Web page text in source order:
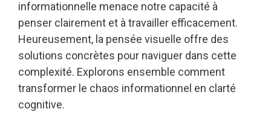
informationnelle menace notre capacité à
penser clairement et à travailler efficacement.
Heureusement, la pensée visuelle offre des
solutions concrètes pour naviguer dans cette
complexité. Explorons ensemble comment
transformer le chaos informationnel en clarté
cognitive.